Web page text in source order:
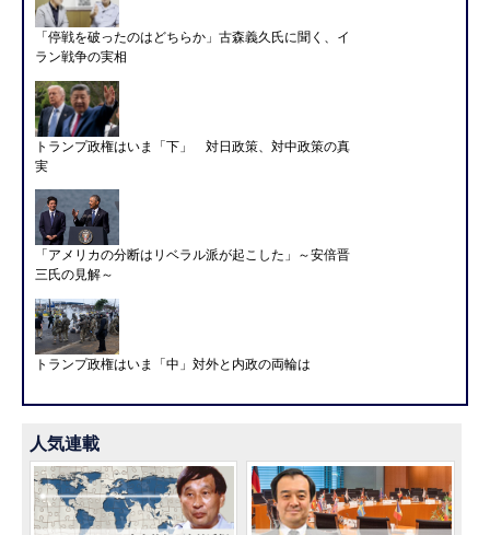
「停戦を破ったのはどちらか」古森義久氏に聞く、イ
ラン戦争の実相
トランプ政権はいま「下」 対日政策、対中政策の真
実
「アメリカの分断はリベラル派が起こした」～安倍晋
三氏の見解～
トランプ政権はいま「中」対外と内政の両輪は
人気連載